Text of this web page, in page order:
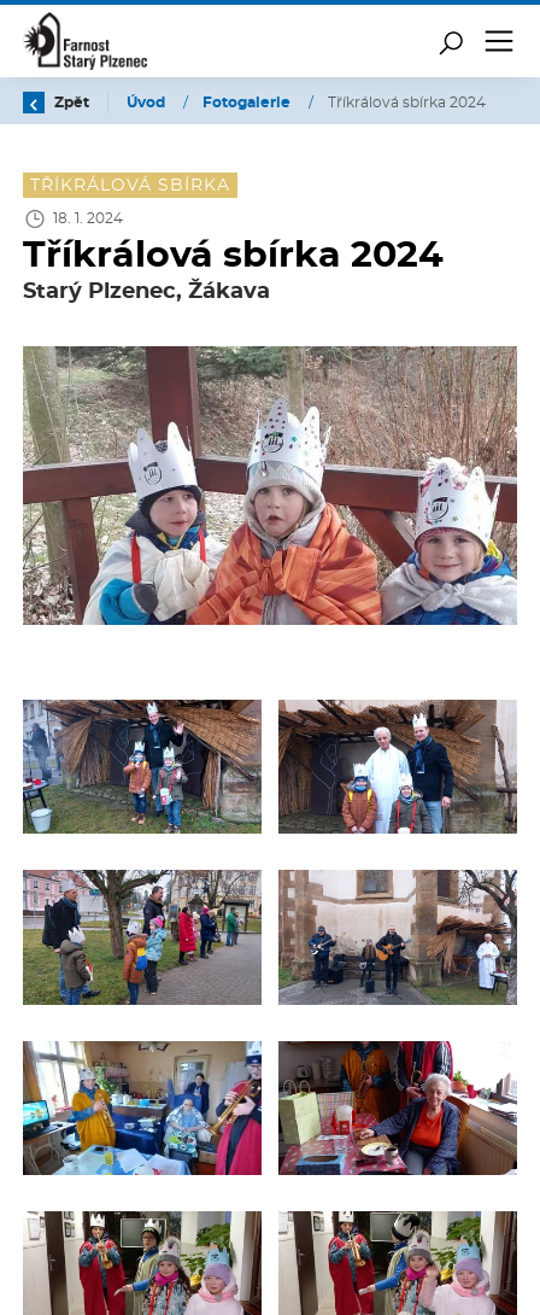
Zpět Úvod / Fotogalerie / Tříkrálová sbírka 2024
TŘÍKRÁLOVÁ SBÍRKA
18. 1. 2024
Tříkrálová sbírka 2024
Starý Plzenec, Žákava